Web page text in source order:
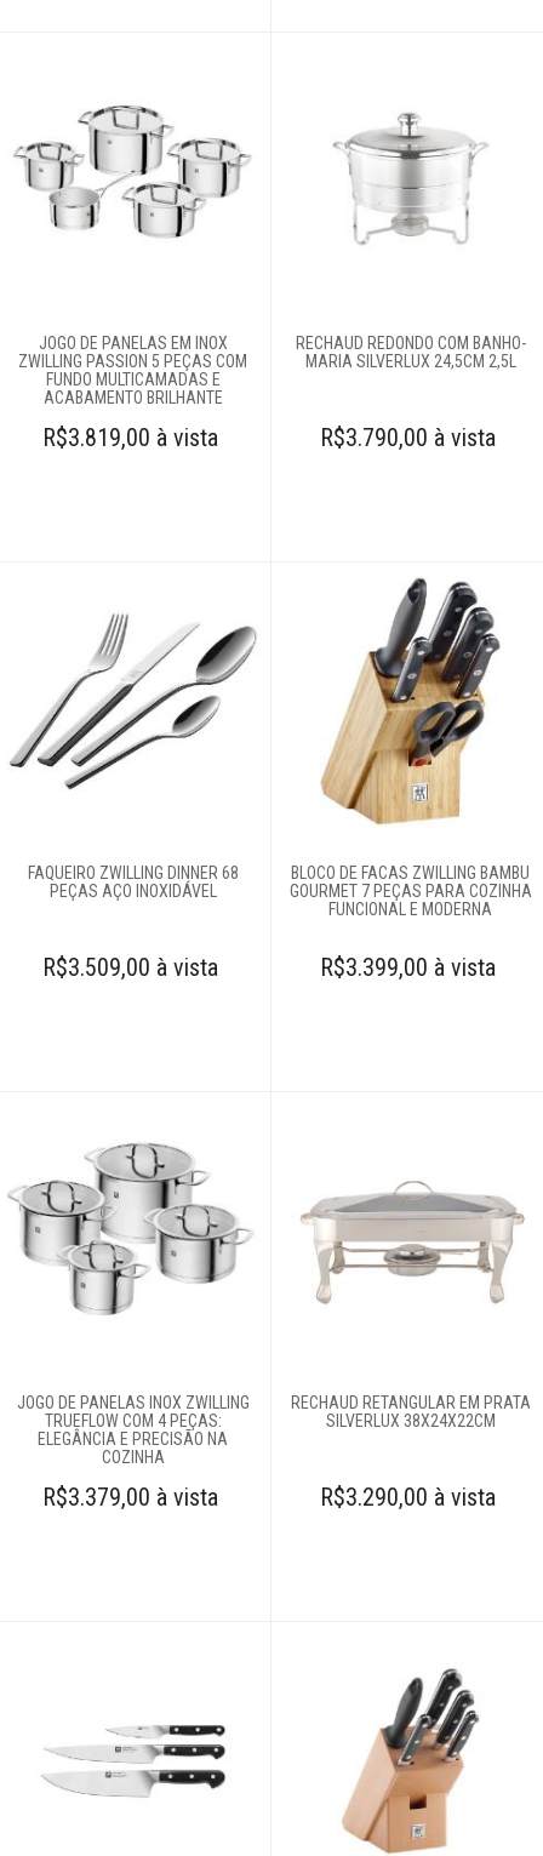
JOGO DE PANELAS EM INOX
ZWILLING PASSION 5 PEÇAS COM
FUNDO MULTICAMADAS E
ACABAMENTO BRILHANTE
R$3.819,00 à vista
RECHAUD REDONDO COM BANHO-
MARIA SILVERLUX 24,5CM 2,5L
R$3.790,00 à vista
FAQUEIRO ZWILLING DINNER 68
PEÇAS AÇO INOXIDÁVEL
R$3.509,00 à vista
BLOCO DE FACAS ZWILLING BAMBU
GOURMET 7 PEÇAS PARA COZINHA
FUNCIONAL E MODERNA
R$3.399,00 à vista
JOGO DE PANELAS INOX ZWILLING
TRUEFLOW COM 4 PEÇAS:
ELEGÂNCIA E PRECISÃO NA
COZINHA
R$3.379,00 à vista
RECHAUD RETANGULAR EM PRATA
SILVERLUX 38X24X22CM
R$3.290,00 à vista